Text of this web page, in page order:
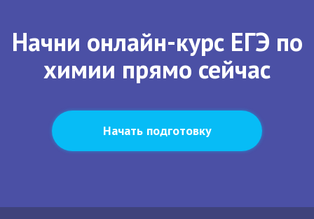
Начни онлайн-курс ЕГЭ по
химии прямо сейчас
Начать подготовку